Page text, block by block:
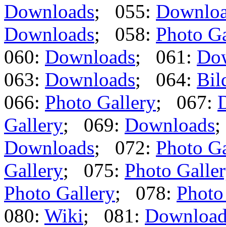
Downloads; 055:
Downloads; 058: Photo
060: Downloads; 061:
063: Downloads; 064:
066: Photo Gallery; 067:
Gallery; 069: Downloads
Downloads; 072: Photo
Gallery; 075: Photo
Photo Gallery; 078:
080: Wiki; 081: